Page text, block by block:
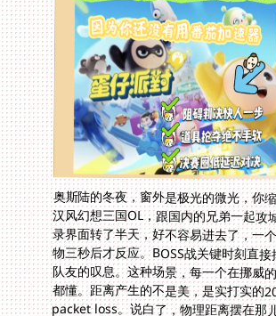
奥斯陆的冬夜，窗外是极光的微光，你
汉风幻想三国OL，跟国内的兄弟一起
录界面转了半天，好不容易进去了，一
物三秒后才反应。BOSS战关键时刻直
队友的叹息。这种场景，每一个在挪威
都懂。距离产生的不是美，是实打实
packet loss。说白了，物理距离摆在
越整个欧亚大陆，绕地球半圈才能到达
网络线路就像春运时的绿皮火车，挤得
你需要的是一条专属快车道——专业的
这篇文章不谈虚的，就聊聊怎么从挪威
海外地区，真正畅玩汉风幻想三国OL